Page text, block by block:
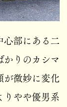
部にある二
りのカシマ
微妙に変化
やや優男系